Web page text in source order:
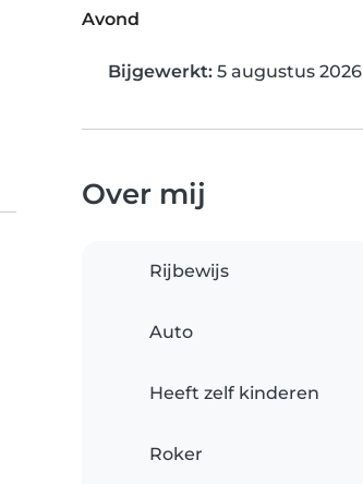
Avond
Bijgewerkt: 5 augustus 2026
Over mij
Rijbewijs
Auto
Heeft zelf kinderen
Roker